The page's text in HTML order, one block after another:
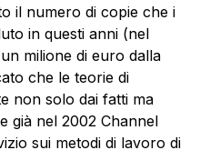
il numero di copie che i
in questi anni (nel
milione di euro dalla
che le teorie di
non solo dai fatti ma
già nel 2002 Channel
sui metodi di lavoro di